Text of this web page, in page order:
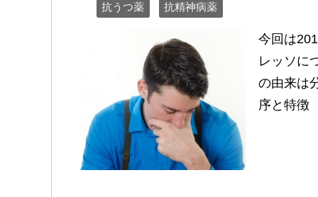
抗うつ薬 抗精神病薬
今回は
レッソに
の由来は
序と特徴